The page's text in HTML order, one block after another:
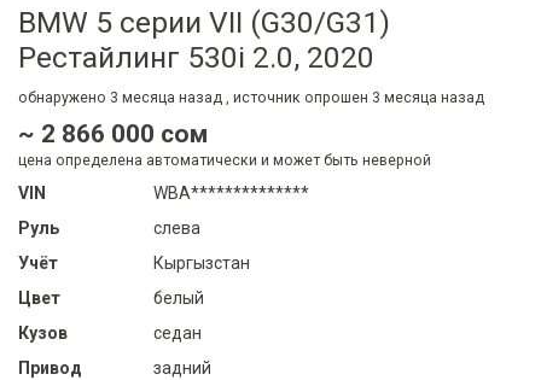
BMW 5 серии VII (G30/G31)
Рестайлинг 530i 2.0, 2020
обнаружено 3 месяца назад , источник опрошен 3 месяца назад
~ 2 866 000 сом
цена определена автоматически и может быть неверной
VIN
WBA**************
Руль
слева
Учёт
Кыргызстан
Цвет
белый
Кузов
седан
Привод
задний